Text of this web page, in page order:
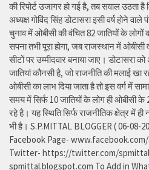
की रिपोर्ट उजागर हो गई है, तब सवाल
अध्यक्ष गोविंद सिंह डोटासरा इसी वर्ष होने
चुनाव में ओबीसी की वंचित 82 जातियों के लोगों
सपना तभी पूरा होगा, जब राजस्थान में ओबीसी
सीटों पर उम्मीदवार बनाया जाए। डोटासरा
जातियां कौनसी है, जो राजनीति की मलाई खा
ओबीसी का लाभ दिया जाता है तो इस वर्ग में
समय में सिर्फ 10 जातियों के लोग ही ओबीसी
रहे है। यह स्थिति सिर्फ राजनीतिक क्षेत्र में ही
भी है। S.P.MITTAL BLOGGER ( 06-
Facebook Page-
Twitter- https://twitter.com/
spmittal.blogspot.com To Add in